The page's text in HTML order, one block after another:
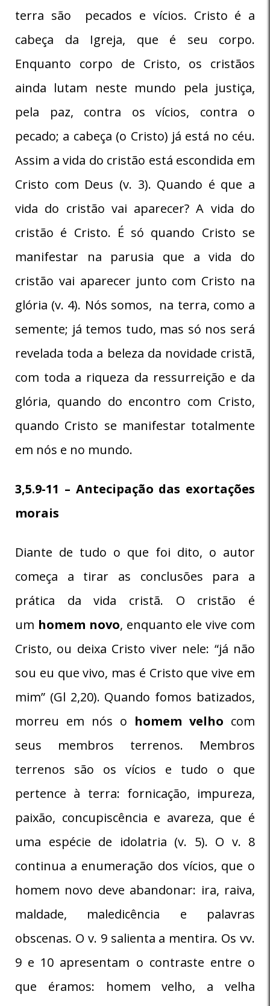
terra são pecados e vícios. Cristo é a
cabeça da Igreja, que é seu corpo.
Enquanto corpo de Cristo, os cristãos
ainda lutam neste mundo pela justiça,
pela paz, contra os vícios, contra o
pecado; a cabeça (o Cristo) já está no céu.
Assim a vida do cristão está escondida em
Cristo com Deus (v. 3). Quando é que a
vida do cristão vai aparecer? A vida do
cristão é Cristo. É só quando Cristo se
manifestar na parusia que a vida do
cristão vai aparecer junto com Cristo na
glória (v. 4). Nós somos, na terra, como a
semente; já temos tudo, mas só nos será
revelada toda a beleza da novidade cristã,
com toda a riqueza da ressurreição e da
glória, quando do encontro com Cristo,
quando Cristo se manifestar totalmente
em nós e no mundo.
3,5.9-11 – Antecipação das exortações
morais
Diante de tudo o que foi dito, o autor
começa a tirar as conclusões para a
prática da vida cristã. O cristão é
um homem novo, enquanto ele vive com
Cristo, ou deixa Cristo viver nele: “já não
sou eu que vivo, mas é Cristo que vive em
mim” (Gl 2,20). Quando fomos batizados,
morreu em nós o homem velho com
seus membros terrenos. Membros
terrenos são os vícios e tudo o que
pertence à terra: fornicação, impureza,
paixão, concupiscência e avareza, que é
uma espécie de idolatria (v. 5). O v. 8
continua a enumeração dos vícios, que o
homem novo deve abandonar: ira, raiva,
maldade, maledicência e palavras
obscenas. O v. 9 salienta a mentira. Os vv.
9 e 10 apresentam o contraste entre o
que éramos: homem velho, a velha